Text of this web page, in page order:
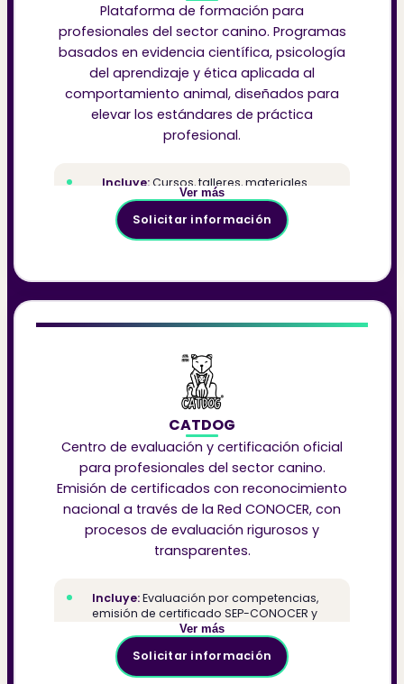
Plataforma de formación para
profesionales del sector canino. Programas
basados en evidencia científica, psicología
del aprendizaje y ética aplicada al
comportamiento animal, diseñados para
elevar los estándares de práctica
profesional.
Incluye:Cursos, talleres, materiales
didácticos y acompañamiento formativo
Dirigido a:Entrenadores, consultores de
comportamiento y profesionales del sector
canino
Ver más
Solicitar información
CATDOG
Centro de evaluación y certificación oficial
para profesionales del sector canino.
Emisión de certificados con reconocimiento
nacional a través de la Red CONOCER, con
procesos de evaluación rigurosos y
transparentes.
Incluye:Evaluación por competencias,
emisión de certificado SEP-CONOCER y
asesoría en el proceso
Dirigido a:
Profesionales del sector canino
que buscan certificación oficial con validez
nacional
Ver más
Solicitar información